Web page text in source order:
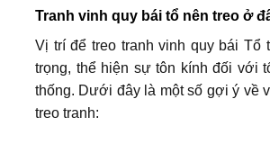
Tranh vinh quy bái tổ nên treo ở
Vị trí để treo tranh vinh quy bái Tổ
trọng, thể hiện sự tôn kính đối với
thống. Dưới đây là một số gợi ý về
treo tranh: